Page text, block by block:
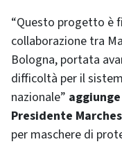
“Questo progetto è
collaborazione tra
Bologna, portata
difficoltà per il
nazionale”
Presidente
per maschere di